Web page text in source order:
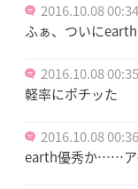
2016.10.08 00:34
ふぁ、ついに
2016.10.08 00:35
軽率にポチッた
2016.10.08 00:36
earth優秀か……ア